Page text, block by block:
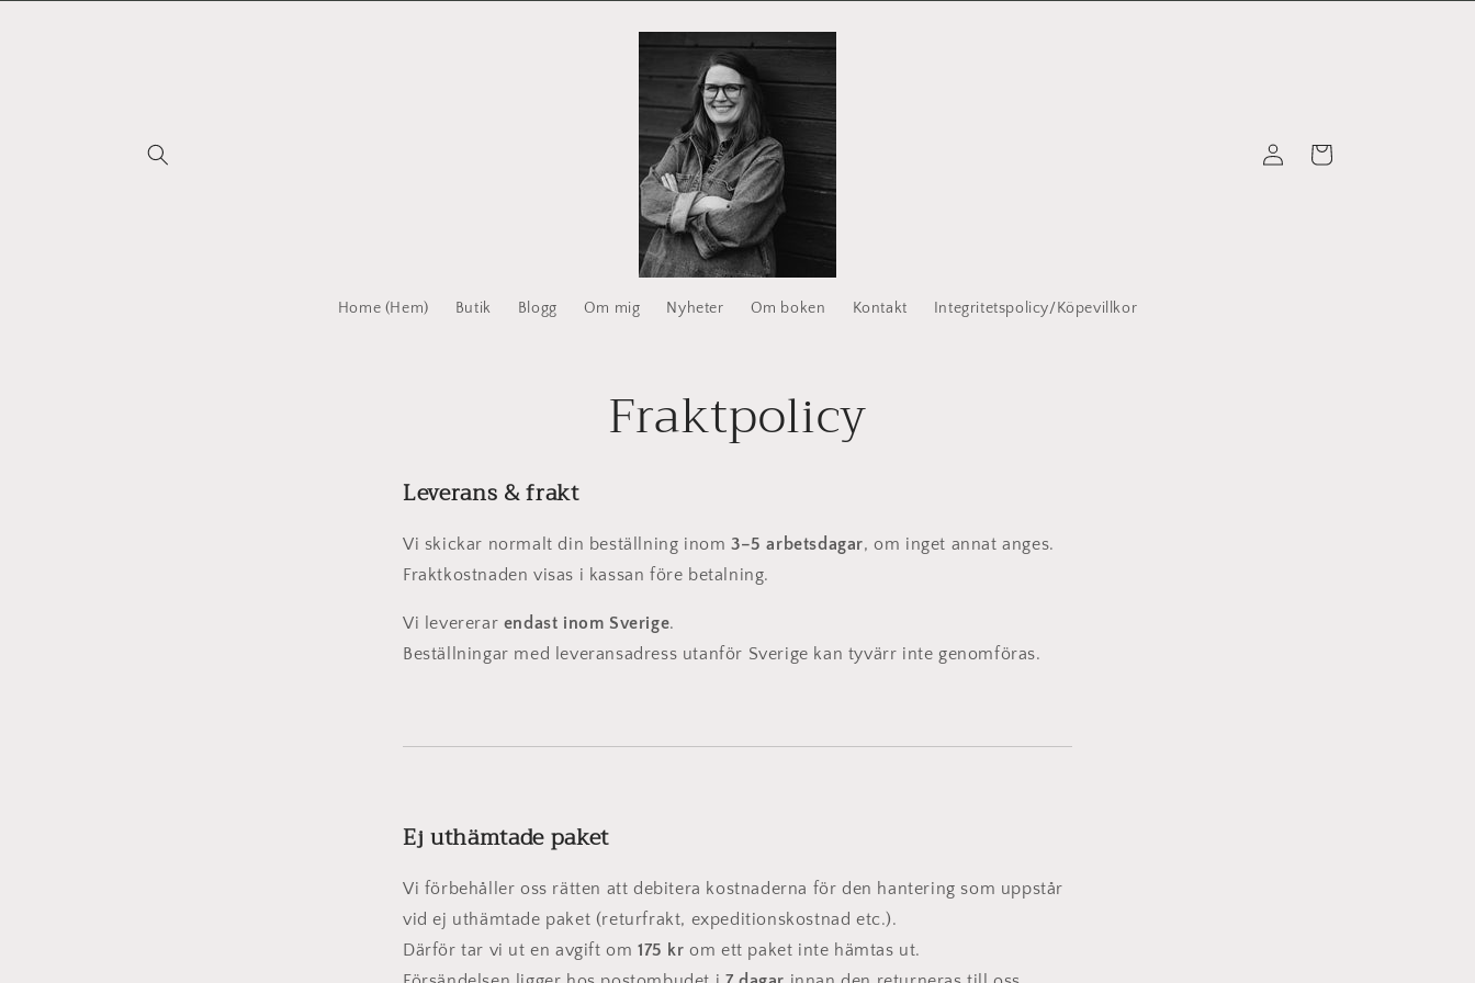
Home (Hem) Butik Blogg Om mig Nyheter Om boken Kontakt Integritetspolicy/Köpevillkor
in
Varukorg
Fraktpolicy
Leverans & frakt
Vi skickar normalt din beställning inom 3–5 arbetsdagar, om inget annat anges.
Fraktkostnaden visas i kassan före betalning.
Vi levererar endast inom Sverige.
Beställningar med leveransadress utanför Sverige kan tyvärr inte genomföras.
Ej uthämtade paket
Vi förbehåller oss rätten att debitera kostnaderna för den hantering som uppstår
vid ej uthämtade paket (returfrakt, expeditionskostnad etc.).
Därför tar vi ut en avgift om 175 kr om ett paket inte hämtas ut.